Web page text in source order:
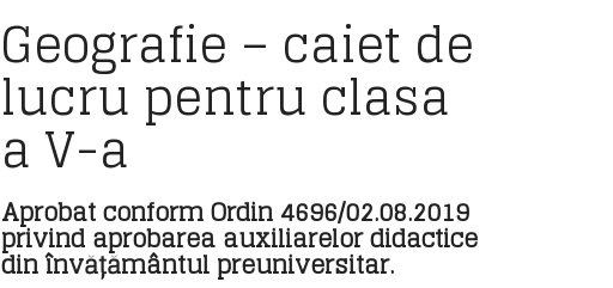
Geografie – caiet de
lucru pentru clasa
a V-a
Aprobat conform Ordin 4696/02.08.2019
privind aprobarea auxiliarelor didactice
din învățământul preuniversitar.